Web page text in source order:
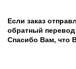
Если заказ
обратный перевод
Спасибо Вам, что